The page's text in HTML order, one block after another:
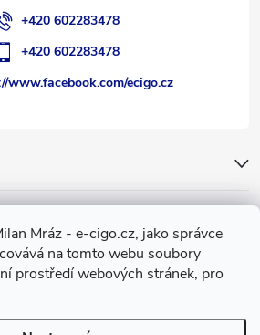
Mráz - e-cigo.cz, jako správce
na tomto webu soubory
prostředí webových stránek, pro
+420 602283478
+420 602283478
www.facebook.com/ecigo.cz